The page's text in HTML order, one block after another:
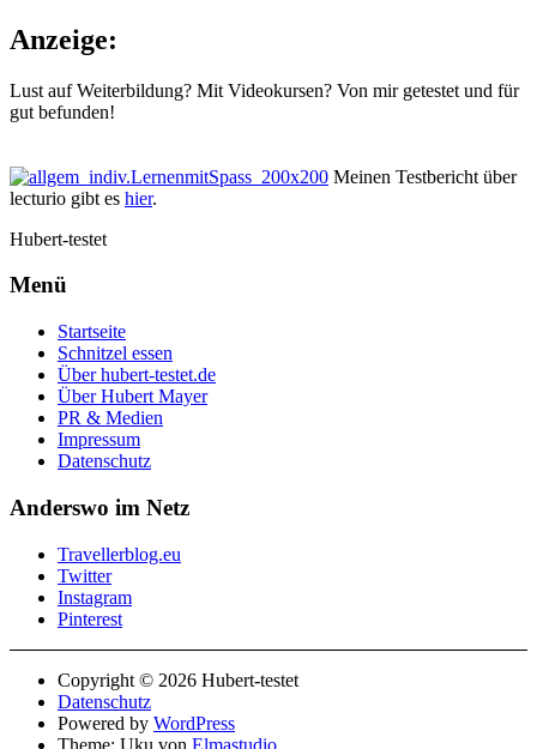
Anzeige:
Lust auf Weiterbildung? Mit Videokursen? Von mir getestet und für
gut befunden!
Meinen Testbericht über
lecturio gibt es hier.
Hubert-testet
Menü
Startseite
Schnitzel essen
Über hubert-testet.de
Über Hubert Mayer
PR & Medien
Impressum
Datenschutz
Anderswo im Netz
Travellerblog.eu
Twitter
Instagram
Pinterest
Copyright © 2026 Hubert-testet
Datenschutz
Powered by WordPress
Theme: Uku von Elmastudio